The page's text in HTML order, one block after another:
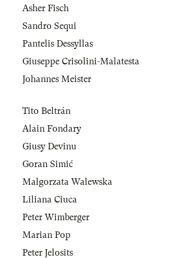
Asher Fisch
Sandro Sequi
Pantelis Dessyllas
Giuseppe Crisolini-Malatesta
Johannes Meister
Tito Beltrán
Alain Fondary
Giusy Devinu
Goran Simić
Malgorzata Walewska
Liliana Ciuca
Peter Wimberger
Marian Pop
Peter Jelosits